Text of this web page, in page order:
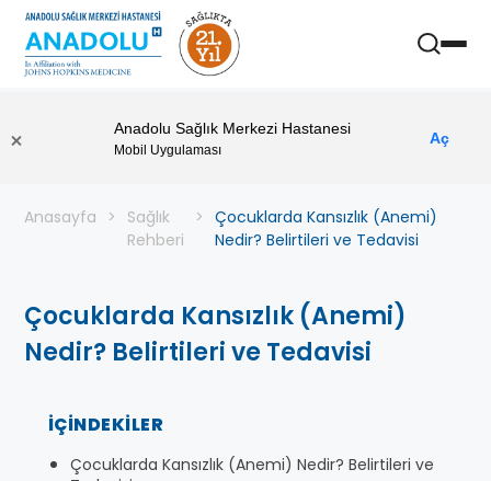
Anadolu Sağlık Merkezi Hastanesi
Mobil Uygulaması
Aç
Anasayfa
Sağlık
Rehberi
Çocuklarda Kansızlık (Anemi)
Nedir? Belirtileri ve Tedavisi
Çocuklarda Kansızlık (Anemi)
Nedir? Belirtileri ve Tedavisi
İÇINDEKILER
Çocuklarda Kansızlık (Anemi) Nedir? Belirtileri ve